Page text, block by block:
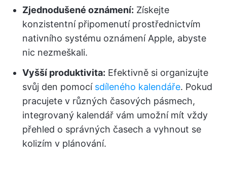
Zjednodušené oznámení: Získejte
konzistentní připomenutí prostřednictvím
nativního systému oznámení Apple, abyste
nic nezmeškali.
Vyšší produktivita: Efektivně si organizujte
svůj den pomocí sdíleného kalendáře. Pokud
pracujete v různých časových pásmech,
integrovaný kalendář vám umožní mít vždy
přehled o správných časech a vyhnout se
kolizím v plánování.